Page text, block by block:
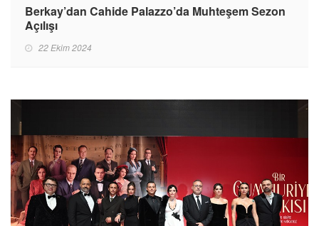
Berkay’dan Cahide Palazzo’da Muhteşem Sezon
Açılışı
22 Ekim 2024